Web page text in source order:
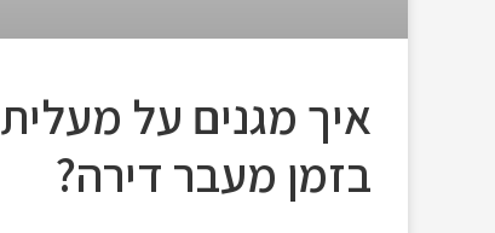
איך מגנים על מעלית
בזמן מעבר דירה?